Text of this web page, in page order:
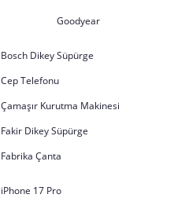
Goodyear
Bosch Dikey Süpürge
Cep Telefonu
Çamaşır Kurutma Makinesi
Fakir Dikey Süpürge
Fabrika Çanta
iPhone 17 Pro